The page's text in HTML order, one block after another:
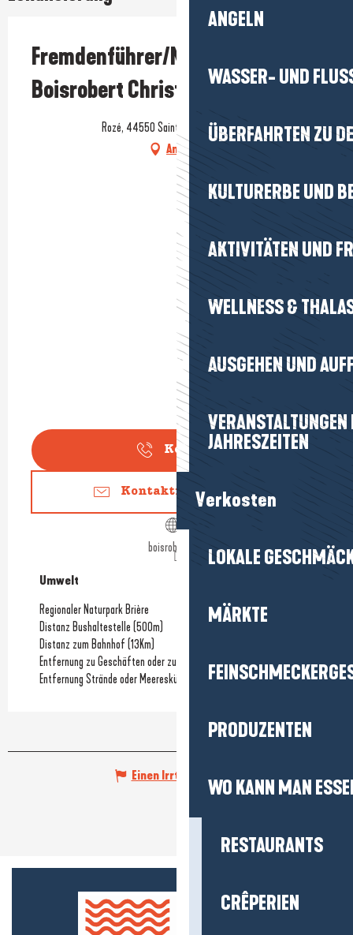
ANGELN
WASSER- UND
ÜBERFAHRTEN ZU
KULTURERBE UND
AKTIVITÄTEN UND
WELLNESS &
AUSGEHEN UND
JAHRESZEITEN
Verkosten
LOKALE
MÄRKTE
PRODUZENTEN
WO KANN MAN
RESTAURANTS
CRÊPERIEN
Fremdenführer/Musiker
Boisrobert Christophe
Rozé, 44550 Saint-Malo-de-Guersac
Anfahrt
Kontakt
Kontaktieren Sie uns
boisrobriere.fr
Umwelt
Umwelt
Regionaler Naturpark Brière
Distanz Bushaltestelle (500m)
Distanz zum Bahnhof (13Km)
Entfernung zu Geschäften oder zum Stadtzentrum(1Km)
Entfernung Strände oder Meeresküste
Einen Irrtum angeben